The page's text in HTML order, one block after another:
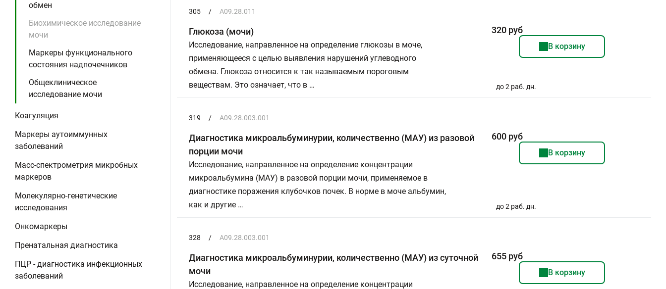
обмен
Биохимическое исследование
мочи
Маркеры функционального
состояния надпочечников
Общеклиническое
исследование мочи
Коагуляция
Маркеры аутоиммунных
заболеваний
Масс-спектрометрия микробных
маркеров
Молекулярно-генетические
исследования
Онкомаркеры
Пренатальная диагностика
ПЦР - диагностика инфекционных
заболеваний
305 / A09.28.011
Глюкоза (мочи)
Исследование, направленное на определение глюкозы в моче,
применяющееся с целью выявления нарушений углеводного
обмена. Глюкоза относится к так называемым пороговым
веществам. Это означает, что в …
320 руб
В корзину
до 2 раб. дн.
319 / A09.28.003.001
Диагностика микроальбуминурии, количественно (МАУ) из разовой
порции мочи
Исследование, направленное на определение концентрации
микроальбумина (МАУ) в разовой порции мочи, применяемое в
диагностике поражения клубочков почек. В норме в моче альбумин,
как и другие …
600 руб
В корзину
до 2 раб. дн.
328 / A09.28.003.001
Диагностика микроальбуминурии, количественно (МАУ) из суточной
мочи
Исследование, направленное на определение концентрации
655 руб
В корзину